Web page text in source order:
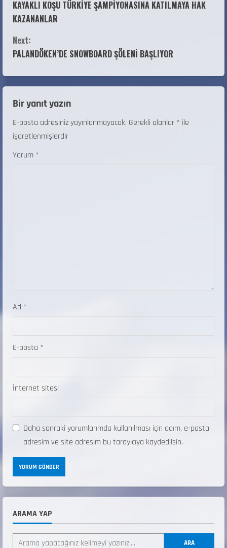
KAYAKLI KOŞU TÜRKİYE ŞAMPİYONASINA KATILMAYA HAK
KAZANANLAR
Next:
PALANDÖKEN’DE SNOWBOARD ŞÖLENİ BAŞLIYOR
Bir yanıt yazın
E-posta adresiniz yayınlanmayacak. Gerekli alanlar * ile
işaretlenmişlerdir
Yorum *
Ad *
E-posta *
İnternet sitesi
Daha sonraki yorumlarımda kullanılması için adım, e-posta
adresim ve site adresim bu tarayıcıya kaydedilsin.
ARAMA YAP
ARA
ŞAMPİYONASI